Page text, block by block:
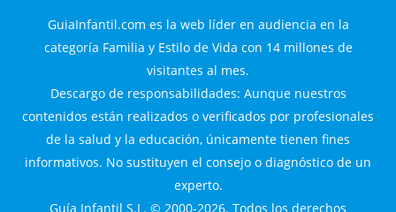
GuiaInfantil.com es la web líder en audiencia en la
categoría Familia y Estilo de Vida con 14 millones de
visitantes al mes.
Descargo de responsabilidades: Aunque nuestros
contenidos están realizados o verificados por profesionales
de la salud y la educación, únicamente tienen fines
informativos. No sustituyen el consejo o diagnóstico de un
experto.
Guía Infantil S.L. © 2000-2026. Todos los derechos